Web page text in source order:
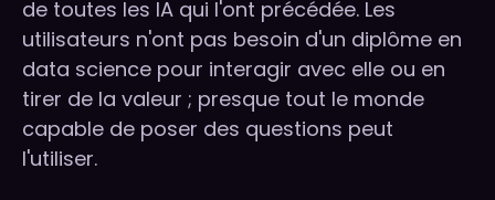
de toutes les IA qui l'ont précédée. Les
utilisateurs n'ont pas besoin d'un diplôme en
data science pour interagir avec elle ou en
tirer de la valeur ; presque tout le monde
capable de poser des questions peut
l'utiliser.